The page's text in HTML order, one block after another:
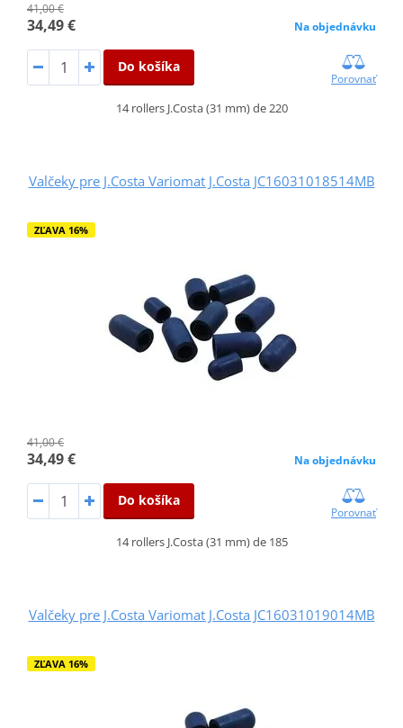
41,00 €
34,49 € Na objednávku
Do košíka
Porovnať
14 rollers J.Costa (31 mm) de 220
Valčeky pre J.Costa Variomat J.Costa JC16031018514MB
ZĽAVA 16%
41,00 €
34,49 € Na objednávku
Do košíka
Porovnať
14 rollers J.Costa (31 mm) de 185
Valčeky pre J.Costa Variomat J.Costa JC16031019014MB
ZĽAVA 16%